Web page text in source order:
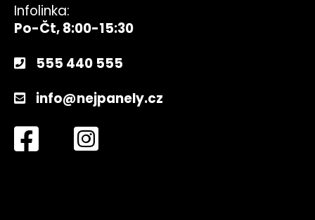
Infolinka:
Po-Čt, 8:00-15:30
555 440 555
info@nejpanely.cz